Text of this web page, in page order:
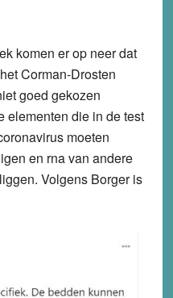
komen er op neer dat
Corman-Drosten
goed gekozen
elementen die in de test
moeten
en rna van andere
Volgens Borger is